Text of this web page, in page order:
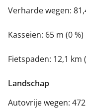
Verharde wegen:
Kasseien: 65 m (0 %)
Fietspaden: 12,1 km
Landschap
Autovrije wegen: